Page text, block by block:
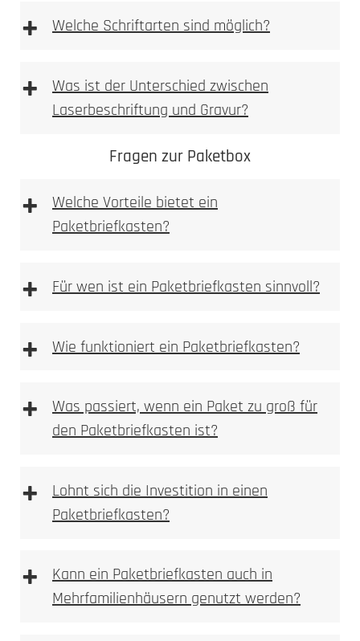
+ Welche Schriftarten sind möglich?
+
Was ist der Unterschied zwischen
Laserbeschriftung und Gravur?
Materialoberfläche gezielt verändert
Anlassmarkierung oder Oxidation
keine Vertiefung im Material
Piktogramme
materialschonend, da keine Substanzabtragung
Typische Einsatzbereiche:
Fragen zur Paketbox
+
Welche Vorteile bietet ein
Paketbriefkasten?
+ Für wen ist ein Paketbriefkasten sinnvoll?
+ Wie funktioniert ein Paketbriefkasten?
+
Was passiert, wenn ein Paket zu groß für
den Paketbriefkasten ist?
+
Lohnt sich die Investition in einen
Paketbriefkasten?
+
Kann ein Paketbriefkasten auch in
Mehrfamilienhäusern genutzt werden?